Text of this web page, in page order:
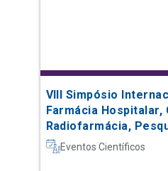
VIII Simpósio
Farmácia Hospitalar,
Radiofarmácia,
Automação e
Eventos Científicos